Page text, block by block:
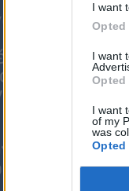
I want
Opted
I want
Opted
I want
of my
was
Opted